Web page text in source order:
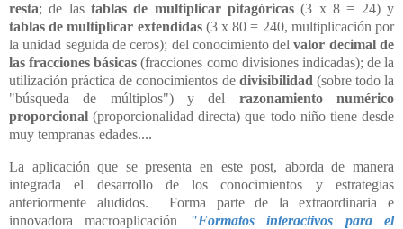
resta;de lastablas de multiplicar pitagóricas (3 x 8 = 24) y
tablas de multiplicar extendidas(3 x 80 = 240, multiplicaciónpor
la unidad seguida de ceros); del conocimiento delvalor decimal de
las fracciones básicas (fracciones como divisiones indicadas); de la
utilización práctica de conocimientos de divisibilidad(sobre todo la
"búsqueda de múltiplos") y del razonamiento numérico
proporcional (proporcionalidad directa) que todo niño tiene desde
muy tempranas edades....
La aplicación que se presenta en este post, aborda de manera
integrada el desarrollo de los conocimientos y estrategias
anteriormente aludidos. Forma parte de la extraordinaria e
innovadora macroaplicación
"Formatos interactivos para el